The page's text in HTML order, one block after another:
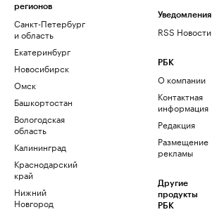
регионов
Санкт-Петербург
и область
Екатеринбург
Новосибирск
Омск
Башкортостан
Вологодская
область
Калининград
Краснодарский
край
Нижний
Новгород
Уведомления
RSS Новости
РБК
О компании
Контактная
информация
Редакция
Размещение
рекламы
Другие
продукты
РБК